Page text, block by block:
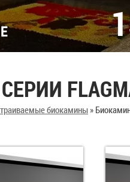
биокамины»